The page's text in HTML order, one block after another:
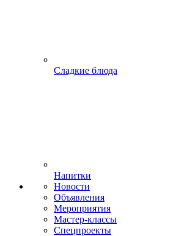
Сладкие блюда
Напитки
Новости
Объявления
Мероприятия
Мастер-классы
Спецпроекты